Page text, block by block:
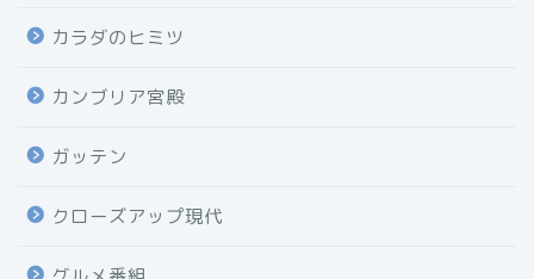
カラダのヒミツ
カンブリア宮殿
ガッテン
クローズアップ現代